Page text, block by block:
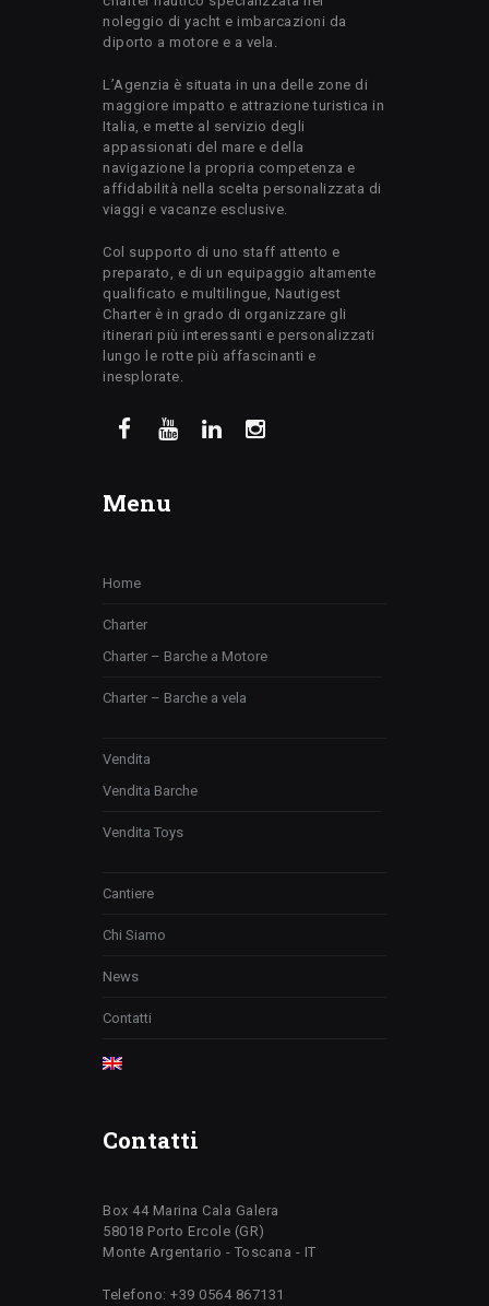
noleggio di yacht e imbarcazioni da
diporto a motore e a vela.
L’Agenzia è situata in una delle zone di
maggiore impatto e attrazione turistica in
Italia, e mette al servizio degli
appassionati del mare e della
navigazione la propria competenza e
affidabilità nella scelta personalizzata di
viaggi e vacanze esclusive.
Col supporto di uno staff attento e
preparato, e di un equipaggio altamente
qualificato e multilingue, Nautigest
Charter è in grado di organizzare gli
itinerari più interessanti e personalizzati
lungo le rotte più affascinanti e
inesplorate.
Menu
Home
Charter
Charter – Barche a Motore
Charter – Barche a vela
Vendita
Vendita Barche
Vendita Toys
Cantiere
Chi Siamo
News
Contatti
Contatti
Box 44 Marina Cala Galera
58018 Porto Ercole (GR)
Monte Argentario - Toscana - IT
Telefono: +39 0564 867131